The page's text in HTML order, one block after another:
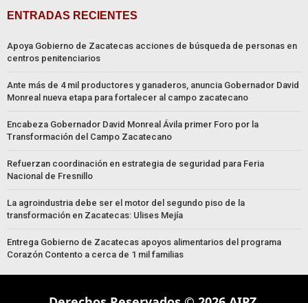
ENTRADAS RECIENTES
Apoya Gobierno de Zacatecas acciones de búsqueda de personas en
centros penitenciarios
Ante más de 4 mil productores y ganaderos, anuncia Gobernador David
Monreal nueva etapa para fortalecer al campo zacatecano
Encabeza Gobernador David Monreal Ávila primer Foro por la
Transformación del Campo Zacatecano
Refuerzan coordinación en estrategia de seguridad para Feria
Nacional de Fresnillo
La agroindustria debe ser el motor del segundo piso de la
transformación en Zacatecas: Ulises Mejía
Entrega Gobierno de Zacatecas apoyos alimentarios del programa
Corazón Contento a cerca de 1 mil familias